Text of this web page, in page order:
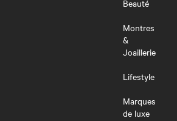
Beauté
Montres
&
Joaillerie
Lifestyle
Marques
de luxe